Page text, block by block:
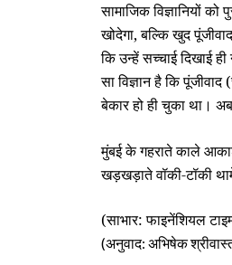
सामाजिक विज्ञानियों
खोदेगा, बल्कि खुद
कि उन्‍हें सच्‍चाई दिखाई
सा विज्ञान है कि
बेकार हो ही चुका था।
मुंबई के गहराते काले
खड़खड़ाते वॉकी-टॉकी
(साभार: फाइनेंशियल
(अनुवाद: अभिषेक